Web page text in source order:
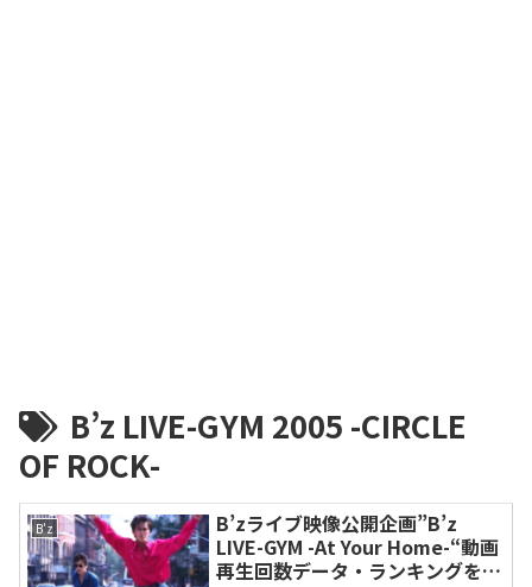
B’z LIVE-GYM 2005 -CIRCLE
OF ROCK-
B'z
B’zライブ映像公開企画”B’z
LIVE-GYM -At Your Home-“動画
再生回数データ・ランキングをま